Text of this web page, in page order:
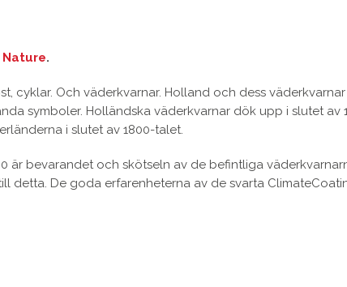
Nature.
cyklar. Och väderkvarnar. Holland och dess
symboler. Holländska väderkvarnar dök upp i slutet av
i slutet av 1800-talet.
är bevarandet och skötseln av de befintliga
detta. De goda erfarenheterna av de svarta